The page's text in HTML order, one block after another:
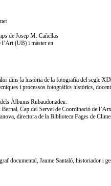
de Josep M. Cañellas
l’Art (UB) i màster en
dins la història de la fotografia del segle
i processos fotogràfics històrics,
Àlbums Rubaudonadeu.
Cap del Servei de Coordinació de
directora de la Biblioteca Fages de
documental, Jaume Santaló, historiador i